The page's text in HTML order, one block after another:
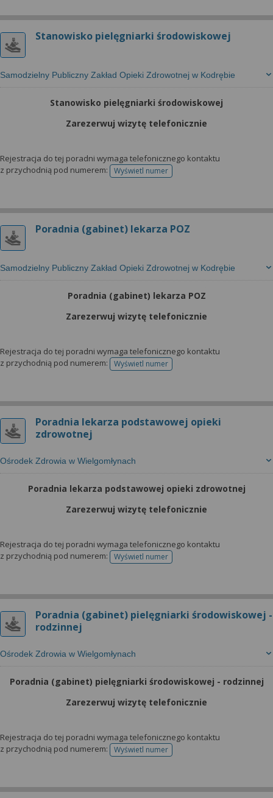
Stanowisko pielęgniarki środowiskowej
Samodzielny Publiczny Zakład Opieki Zdrowotnej w Kodrębie
Stanowisko pielęgniarki środowiskowej
Zarezerwuj wizytę telefonicznie
Rejestracja do tej poradni wymaga telefonicznego kontaktu
z przychodnią pod numerem:
Wyświetl numertelefonu do rejestracji
Poradnia (gabinet) lekarza POZ
Samodzielny Publiczny Zakład Opieki Zdrowotnej w Kodrębie
Poradnia (gabinet) lekarza POZ
Zarezerwuj wizytę telefonicznie
Rejestracja do tej poradni wymaga telefonicznego kontaktu
z przychodnią pod numerem:
Wyświetl numertelefonu do rejestracji
Poradnia lekarza podstawowej opieki
zdrowotnej
Ośrodek Zdrowia w Wielgomłynach
Poradnia lekarza podstawowej opieki zdrowotnej
Zarezerwuj wizytę telefonicznie
Rejestracja do tej poradni wymaga telefonicznego kontaktu
z przychodnią pod numerem:
Wyświetl numertelefonu do rejestracji
Poradnia (gabinet) pielęgniarki środowiskowej -
rodzinnej
Ośrodek Zdrowia w Wielgomłynach
Poradnia (gabinet) pielęgniarki środowiskowej - rodzinnej
Zarezerwuj wizytę telefonicznie
Rejestracja do tej poradni wymaga telefonicznego kontaktu
z przychodnią pod numerem:
Wyświetl numertelefonu do rejestracji